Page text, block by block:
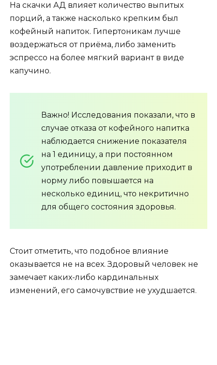
На скачки АД влияет количество выпитых
порций, а также насколько крепким был
кофейный напиток. Гипертоникам лучше
воздержаться от приёма, либо заменить
эспрессо на более мягкий вариант в виде
капучино.
Важно! Исследования показали, что в
случае отказа от кофейного напитка
наблюдается снижение показателя
на 1 единицу, а при постоянном
употреблении давление приходит в
норму либо повышается на
несколько единиц, что некритично
для общего состояния здоровья.
Стоит отметить, что подобное влияние
оказывается не на всех. Здоровый человек не
замечает каких-либо кардинальных
изменений, его самочувствие не ухудшается.